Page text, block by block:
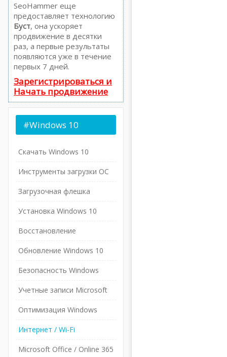
SeoHammer еще
предоставляет технологию
Буст, она ускоряет
продвижение в десятки
раз, а первые результаты
появляются уже в течение
первых 7 дней.
Зарегистрироваться и
Начать продвижение
#Windows 10
Скачать Windows 10
Инструменты загрузки ОС
Загрузочная флешка
Установка Windows 10
Восстановление
Обновление Windows 10
Безопасность Windows
Учетные записи Microsoft
Оптимизация Windows
Интернет / Wi-Fi
Microsoft Office / Online 365